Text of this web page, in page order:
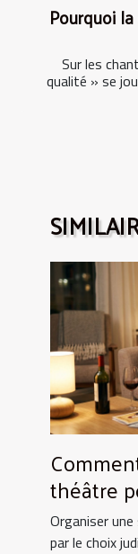
Pourquoi
Sur les
qualité » se
théâtre
?
Organiser
par le choix